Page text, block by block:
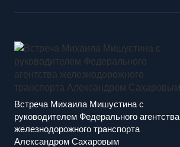
Встреча Михаила Мишустина с
руководителем Федерального агентства
железнодорожного транспорта
Александром Сахаровым